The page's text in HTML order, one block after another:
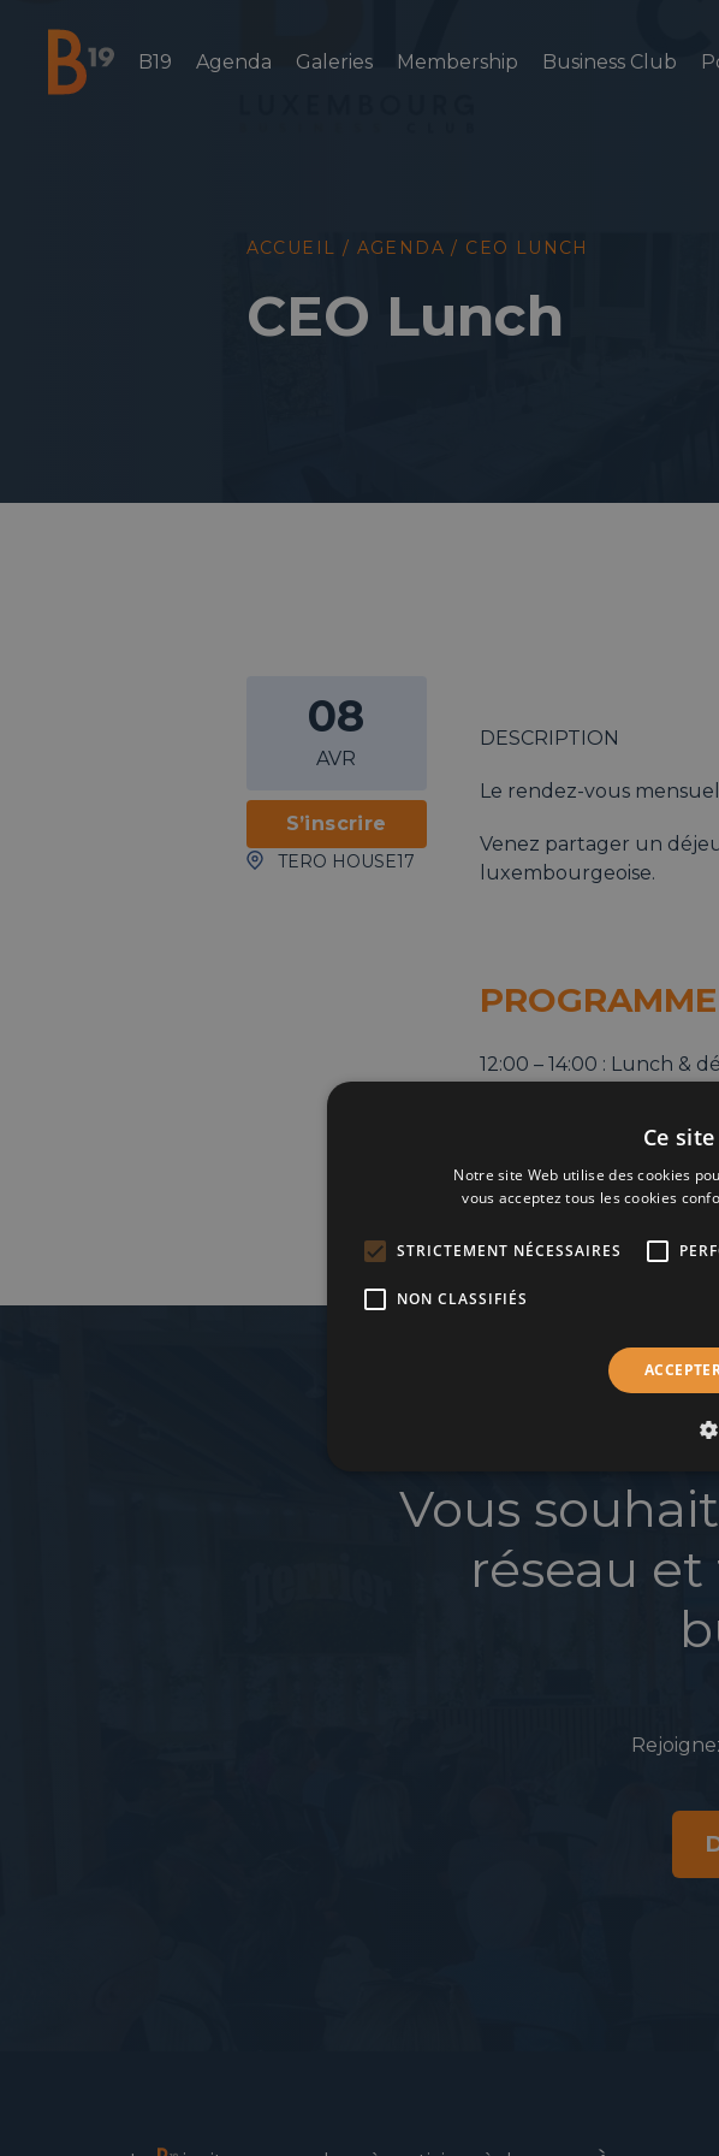
National Business Club & Networking
B19 Agenda Galeries Membership Business Club
ACCUEIL / AGENDA / CEO LUNCH
CEO Lunch
08
AVR
S’inscrire
TERO HOUSE17
DESCRIPTION
Le rendez-vous
Venez partager un
luxembourgeoise.
PROGRAMME
12:00 – 14:00 : Lunch &
Vous
réseau
Ce
Notre site Web utilise des cookies
vous acceptez tous les cookies
STRICTEMENT NÉCESSAIRES
NON CLASSIFIÉS